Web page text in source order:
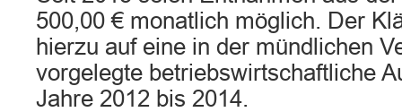
500,00 € monatlich möglich. Der
hierzu auf eine in der mündlichen
vorgelegte betriebswirtschaftliche
Jahre 2012 bis 2014.